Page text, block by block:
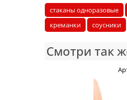
стаканы одноразовые
креманки
соусники
Смотри так